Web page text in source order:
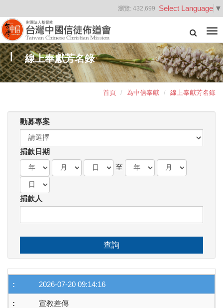
Select Language ▼
瀏覽: 432,699
線上奉獻芳名錄
首頁 為中信奉獻 線上奉獻芳名錄
勸募專案
捐款日期
至
捐款人
查詢
2026-07-20 09:14:16
宣教差傳